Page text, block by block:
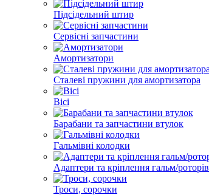
Підсідельний штир
Сервісні запчастини
Амортизатори
Сталеві пружини для амортизатора
Вісі
Барабани та запчастини втулок
Гальмівні колодки
Адаптери та кріплення гальм/роторів
Троси, сорочки